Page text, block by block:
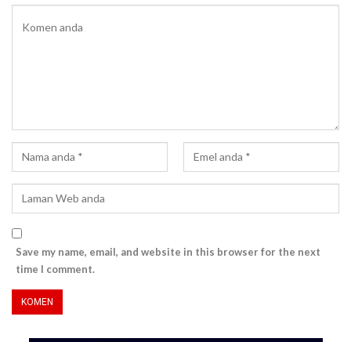
Save my name, email, and website in this browser for the next
time I comment.